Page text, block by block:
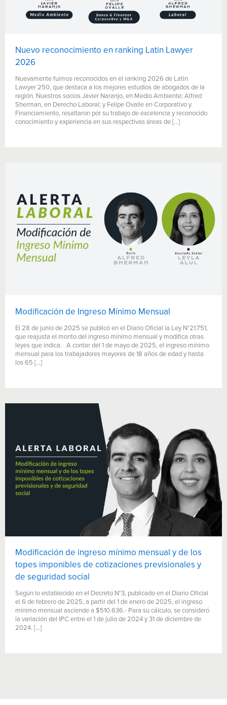
Nuevo reconocimiento en ranking Latin Lawyer
2026
Nuevamente fuimos reconocidos en el ranking 2026 de Latin
Lawyer 250, que destaca a los mejores estudios de abogados de la
región. Nuestros socios Javier Naranjo, en Medio Ambiente; Alfred
Sherman, en Derecho Laboral; y Felipe Ovalle en Corporativo y
Financiamiento, resaltaron por su trabajo de excelencia y reconocido
conocimiento y experiencia en sus respectivas áreas de […]
Modificación de Ingreso Mínimo Mensual
El 28 de junio de 2025 se publicó en el Diario Oficial la Ley N°21.751,
que reajusta el monto del ingreso mínimo mensual y modifica otras
leyes que indica. A contar del 1 de mayo de 2025, el ingreso mínimo
mensual para los trabajadores mayores de 18 años de edad y hasta
los 65 […]
Modificación de ingreso mínimo mensual y de los
topes imponibles de cotizaciones previsionales y
de seguridad social
Según lo establecido en el Decreto N°3, publicado en el Diario Oficial
el 6 de febrero de 2025, a partir del 1 de enero de 2025, el ingreso
mínimo mensual asciende a $510.636.- Para su cálculo, se consideró
la variación del IPC entre el 1 de julio de 2024 y 31 de diciembre de
2024. […]